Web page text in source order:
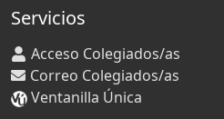
Servicios
Acceso Colegiados/as
Correo Colegiados/as
Ventanilla Única